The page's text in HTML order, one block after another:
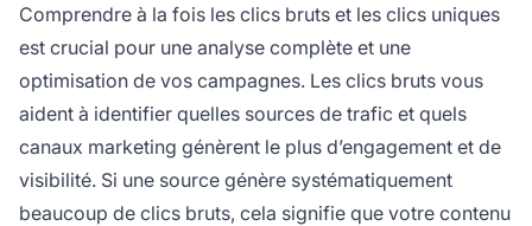
Comprendre à la fois les clics bruts et les clics uniques
est crucial pour une analyse complète et une
optimisation de vos campagnes. Les clics bruts vous
aident à identifier quelles sources de trafic et quels
canaux marketing génèrent le plus d’engagement et de
visibilité. Si une source génère systématiquement
beaucoup de clics bruts, cela signifie que votre contenu